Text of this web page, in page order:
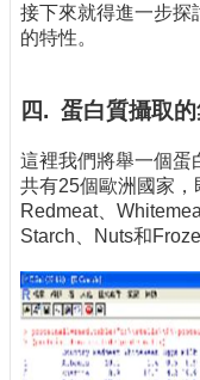
接下來就得進一步探
的特性。
四. 蛋白質攝取
這裡我們將舉一個蛋
共有25個歐洲國家，
Redmeat、
Starch、Nuts和